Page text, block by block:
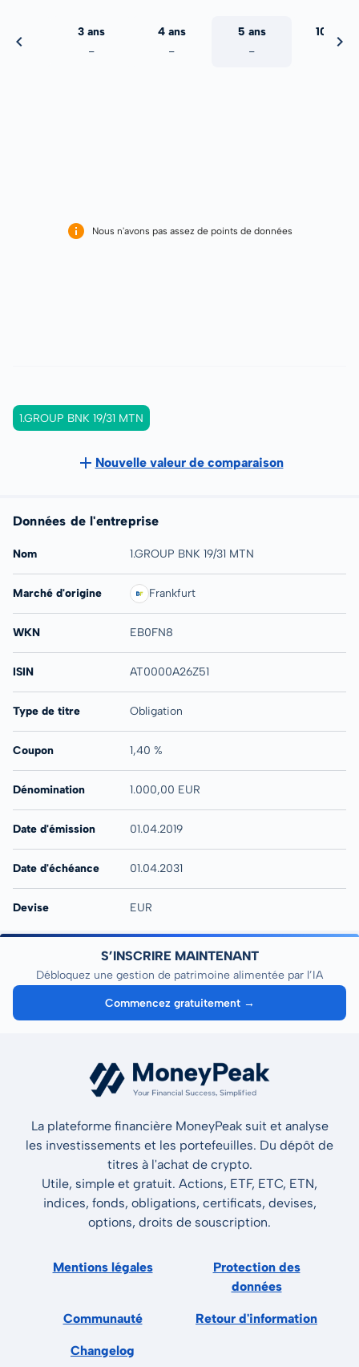
3 ans
-
4 ans
-
5 ans
-
10 ans
Nous n'avons pas assez de points de données
1.GROUP BNK 19/31 MTN
Nouvelle valeur de comparaison
Données de l'entreprise
Nom 1.GROUP BNK 19/31 MTN
Marché d'origine Frankfurt
WKN EB0FN8
ISIN AT0000A26Z51
Type de titre Obligation
Coupon 1,40 %
Dénomination 1.000,00 EUR
Date d'émission 01.04.2019
Date d'échéance 01.04.2031
Devise EUR
S’INSCRIRE MAINTENANT
Débloquez une gestion de patrimoine alimentée par l’IA
Commencez gratuitement →
La plateforme financière MoneyPeak suit et analyse
les investissements et les portefeuilles. Du dépôt de
titres à l'achat de crypto.
Utile, simple et gratuit. Actions, ETF, ETC, ETN,
indices, fonds, obligations, certificats, devises,
options, droits de souscription.
Mentions légales
Protection des
données
Communauté Retour d'information
Changelog